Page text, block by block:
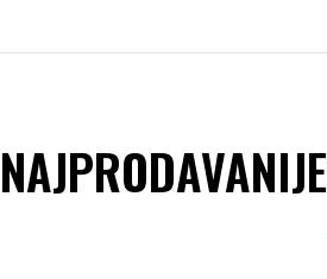
NAJPRODAVANIJE